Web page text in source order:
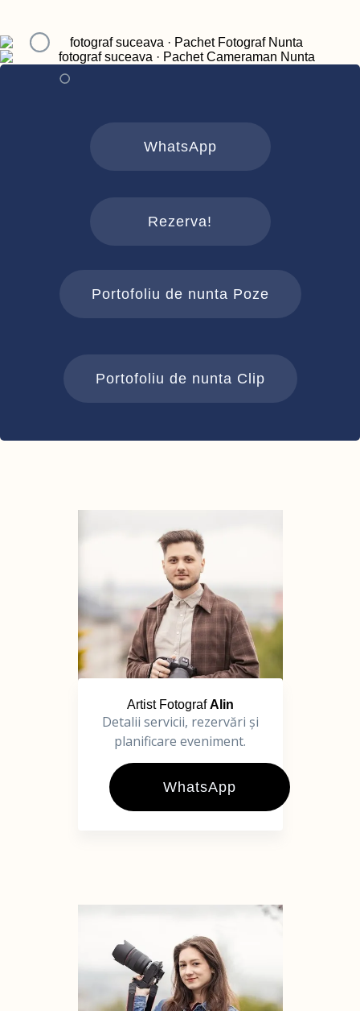
WhatsApp
Rezerva!
Portofoliu de nunta Poze
Portofoliu de nunta Clip
Artist FotografAlin
Detalii servicii, rezervări și
planificare eveniment.
WhatsApp